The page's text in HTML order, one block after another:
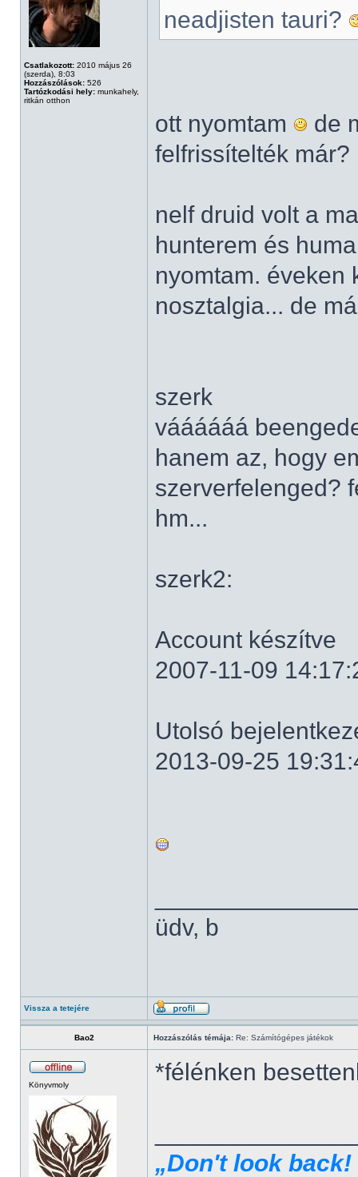
Csatlakozott: 2010 május 26
(szerda), 8:03
Hozzászólások: 526
Tartózkodási hely: munkahely,
ritkán otthon
neadjisten tauri?
ott nyomtam
de
felfrissítelték már?
nelf druid volt a
hunterem és
nyomtam. éveken
nosztalgia... de
szerk
váááááá
hanem az, hogy
szerverfelenged?
hm...
szerk2:
Account készítve
2007-11-09
Utolsó
2013-09-25
üdv, b
Vissza a tetejére
Bao2 Hozzászólás témája: Re: Számítógépes játékok
Könyvmoly *félénken
„Don't look